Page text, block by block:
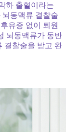
하 출혈이라는
동맥류 결찰술
유증 없이 퇴원
뇌동맥류가 동반
결찰술을 받고 완